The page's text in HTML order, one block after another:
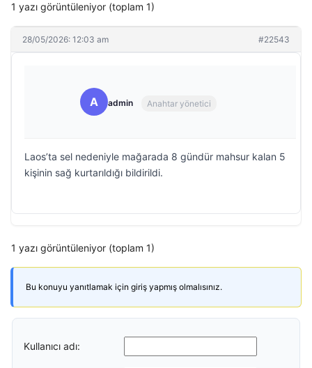
1 yazı görüntüleniyor (toplam 1)
28/05/2026: 12:03 am #22543
A admin Anahtar yönetici
Laos’ta sel nedeniyle mağarada 8 gündür mahsur kalan 5
kişinin sağ kurtarıldığı bildirildi.
1 yazı görüntüleniyor (toplam 1)
Bu konuyu yanıtlamak için giriş yapmış olmalısınız.
Kullanıcı adı: